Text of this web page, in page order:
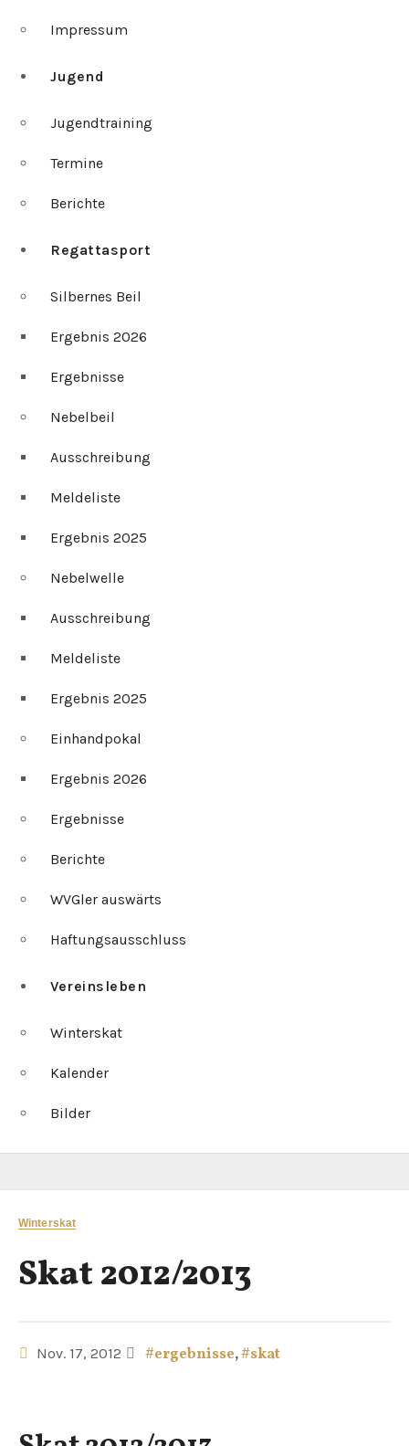
Impressum
Jugend
Jugendtraining
Termine
Berichte
Regattasport
Silbernes Beil
Ergebnis 2026
Ergebnisse
Nebelbeil
Ausschreibung
Meldeliste
Ergebnis 2025
Nebelwelle
Ausschreibung
Meldeliste
Ergebnis 2025
Einhandpokal
Ergebnis 2026
Ergebnisse
Berichte
WVGler auswärts
Haftungsausschluss
Vereinsleben
Winterskat
Kalender
Bilder
Winterskat
Skat 2012/2013
Nov. 17, 2012 #ergebnisse,#skat